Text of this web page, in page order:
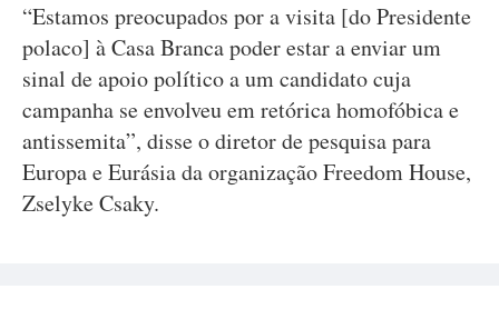
“Estamos preocupados por a visita [do Presidente
polaco] à Casa Branca poder estar a enviar um
sinal de apoio político a um candidato cuja
campanha se envolveu em retórica homofóbica e
antissemita”, disse o diretor de pesquisa para
Europa e Eurásia da organização Freedom House,
Zselyke Csaky.